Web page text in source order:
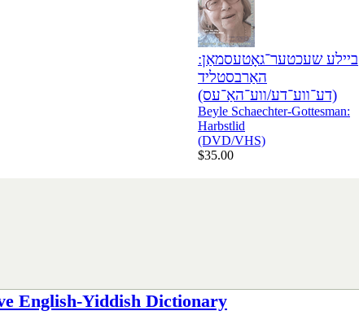
ביילע שעכטער־גאָטעסמאַן:
האַרבסטליד
(דע־ווע־דע/ווע־האַ־עס)
Beyle Schaechter-Gottesman:
Harbstlid
(DVD/VHS)
$35.00
English-Yiddish Dictionary